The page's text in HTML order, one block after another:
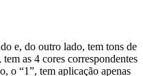
e, do outro lado, tem tons de
as 4 cores correspondentes
o “1”, tem aplicação apenas